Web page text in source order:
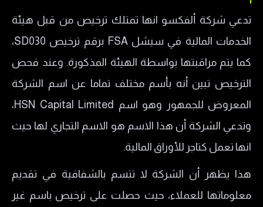
إيجابيات وسلبيات التداول مع شركة Alvexo
الإيجابيات
السلبيات
تدعي شركة ألفكسو انها تمتلك ترخيص من قبل هيئة
الخدمات المالية في سيشل FSA برقم ترخيص SD030،
كما يتم مراقبتها بواسطة الهيئة المذكورة. وعند فحص
الترخيص تبين أنه بأسم مختلف تماما عن اسم الشركة
المعروض للجمهور وهو اسم HSN Capital Limited،
وتدعي الشركة أن هذا الاسم هو الاسم التجاري لها حيث
انها تعمل كتاجر للأوراق المالية.
هذا يظهر أن الشركة لا تتسم بالشفافية في تقديم
معلوماتها للعملاء، حيث حصلت على ترخيص باسم غير